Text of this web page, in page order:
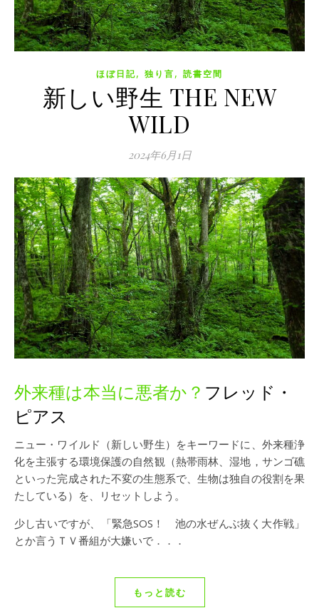
ほぼ日記, 独り言, 読書空間
新しい野生 THE NEW
WILD
2024年6月1日
外来種は本当に悪者か？ フレッド・
ピアス
ニュー・ワイルド（新しい野生）をキーワードに、外来種浄
化を主張する環境保護の自然観（熱帯雨林、湿地，サンゴ礁
といった完成された不変の生態系で、生物は独自の役割を果
たしている）を、リセットしよう。
少し古いですが、「緊急SOS！ 池の水ぜんぶ抜く大作戦」
とか言うＴＶ番組が大嫌いで．．．
もっと読む